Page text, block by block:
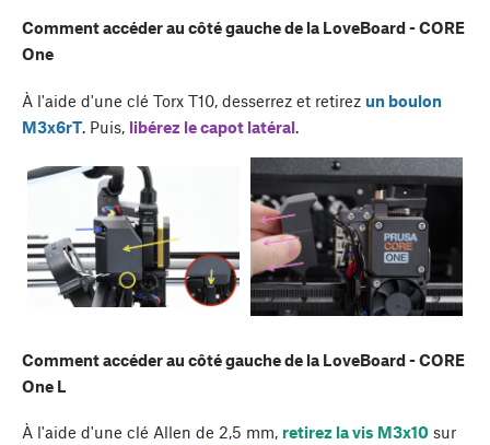
Comment accéder au côté gauche de la LoveBoard - CORE
One
À l'aide d'une clé Torx T10, desserrez et retirez un boulon
M3x6rT. Puis, libérez le capot latéral.
Comment accéder au côté gauche de la LoveBoard - CORE
One L
À l'aide d'une clé Allen de 2,5 mm, retirez la vis M3x10 sur